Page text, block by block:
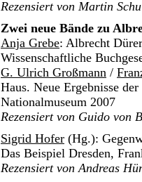
Rezensiert von Martin
Zwei neue Bände zu
Anja Grebe: Albrecht
Wissenschaftliche
G. Ulrich Großmann /
Haus. Neue Ergebnisse
Nationalmuseum 2007
Rezensiert von Guido von
Sigrid Hofer (Hg.):
Das Beispiel Dresden,
Rezensiert von Andreas